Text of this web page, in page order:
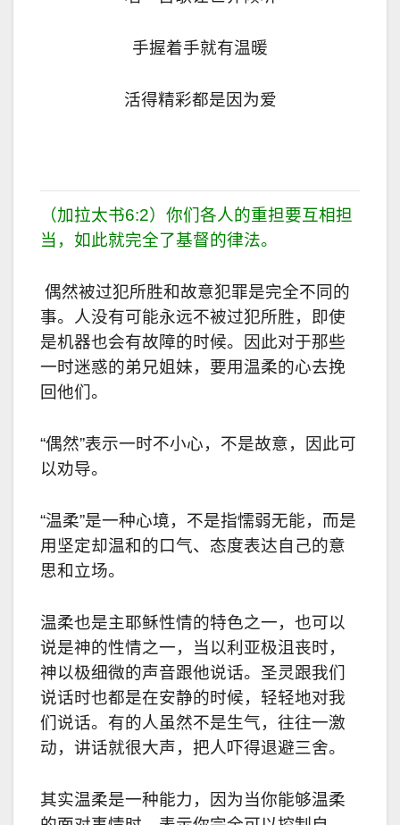
手握着手就有温暖
活得精彩都是因为爱
（加拉太书6:2）你们各人的重担要互相担
当，如此就完全了基督的律法。
偶然被过犯所胜和故意犯罪是完全不同的
事。人没有可能永远不被过犯所胜，即使
是机器也会有故障的时候。因此对于那些
一时迷惑的弟兄姐妹，要用温柔的心去挽
回他们。
“偶然”表示一时不小心，不是故意，因此可
以劝导。
“温柔”是一种心境，不是指懦弱无能，而是
用坚定却温和的口气、态度表达自己的意
思和立场。
温柔也是主耶稣性情的特色之一，也可以
说是神的性情之一，当以利亚极沮丧时，
神以极细微的声音跟他说话。圣灵跟我们
说话时也都是在安静的时候，轻轻地对我
们说话。有的人虽然不是生气，往往一激
动，讲话就很大声，把人吓得退避三舍。
其实温柔是一种能力，因为当你能够温柔